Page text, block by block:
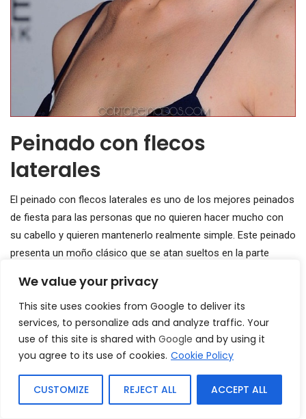
We value your privacy
This site uses cookies from Google to deliver its
services, to personalize ads and analyze traffic. Your
use of this site is shared with Google and by using it
you agree to its use of cookies. Cookie Policy
CUSTOMIZE REJECT ALL ACCEPT ALL
Peinado con flecos
laterales
El peinado con flecos laterales es uno de los mejores peinados
de fiesta para las personas que no quieren hacer mucho con
su cabello y quieren mantenerlo realmente simple. Este peinado
presenta un moño clásico que se atan sueltos en la parte
por los lados. Una franja de pelo se encuentra suelta en la
frente. La separación lateral proporciona el ángulo requerido a
la cara, lo que la hace lucir mucho más joven y delgada.